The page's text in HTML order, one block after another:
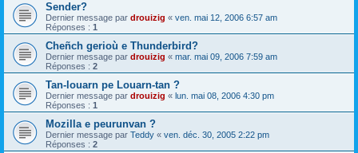
Sender?
Dernier message par drouizig « ven. mai 12, 2006 6:57 am
Réponses : 1
Cheñch gerioù e Thunderbird?
Dernier message par drouizig « mar. mai 09, 2006 7:59 am
Réponses : 2
Tan-louarn pe Louarn-tan ?
Dernier message par drouizig « lun. mai 08, 2006 4:30 pm
Réponses : 1
Mozilla e peurunvan ?
Dernier message par Teddy « ven. déc. 30, 2005 2:22 pm
Réponses : 2